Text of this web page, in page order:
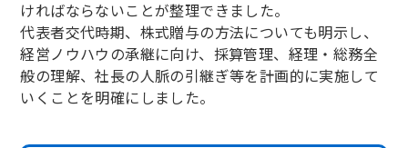
ければならないことが整理できました。
代表者交代時期、株式贈与の方法についても明示し、
経営ノウハウの承継に向け、採算管理、経理・総務全
般の理解、社長の人脈の引継ぎ等を計画的に実施して
いくことを明確にしました。